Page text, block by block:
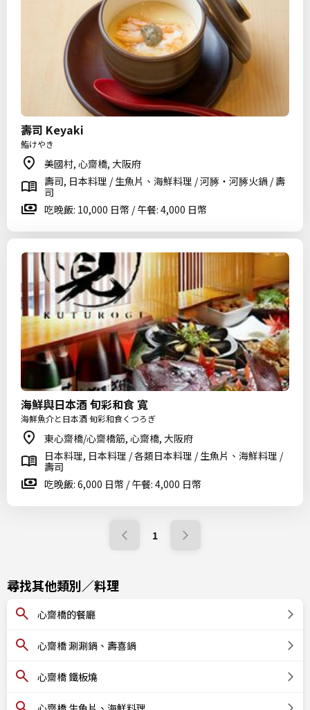
壽司 Keyaki
鮨けやき
美國村, 心齋橋, 大阪府
壽司, 日本料理 / 生魚片、海鮮料理 / 河䐁・河䐁火鍋 / 壽
司
吃晚飯: 10,000 日幣 / 午餐: 4,000 日幣
海鮮與日本酒 旬彩和食 寬
海鮮魚介と日本酒 旬彩和食くつろぎ
東心齋橋/心齋橋筋, 心齋橋, 大阪府
日本料理, 日本料理 / 各類日本料理 / 生魚片、海鮮料理 /
壽司
吃晚飯: 6,000 日幣 / 午餐: 4,000 日幣
1
尋找其他類別／料理
心齋橋的餐廳
心齋橋 涮涮鍋、壽喜鍋
心齋橋 鐵板燒